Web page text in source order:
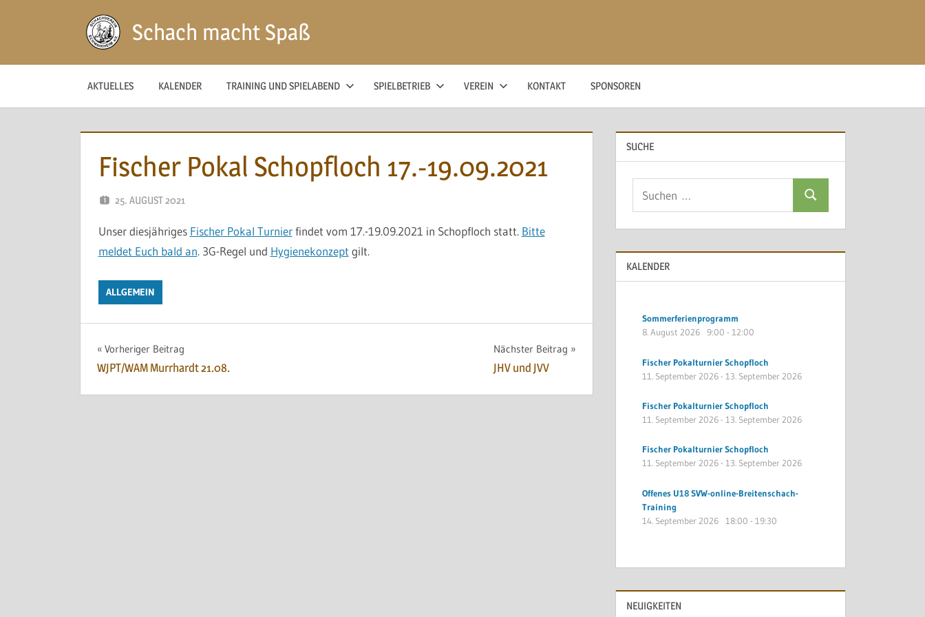
Schach macht Spaß
AKTUELLES KALENDER TRAINING UND SPIELABEND SPIELBETRIEB VEREIN KONTAKT SPONSOREN
Fischer Pokal Schopfloch 17.-19.09.2021
25. AUGUST 2021
Unser diesjähriges Fischer Pokal Turnierfindet vom 17.-19.09.2021 in Schopfloch statt. Bitte
meldet Euch bald an. 3G-Regel und Hygienekonzept gilt.
ALLGEMEIN
Beitragsnavigation
Vorheriger Beitrag
WJPT/WAM Murrhardt 21.08.
Nächster Beitrag
JHV und JVV
SUCHE
Suchen
KALENDER
Sommerferienprogramm
8. August 2026
9:00 -12:00
Fischer Pokalturnier Schopfloch
11. September 2026-13. September 2026
Fischer Pokalturnier Schopfloch
11. September 2026-13. September 2026
Fischer Pokalturnier Schopfloch
11. September 2026-13. September 2026
Offenes U18 SVW-online-Breitenschach-
Training
14. September 2026
18:00 -19:30
NEUIGKEITEN